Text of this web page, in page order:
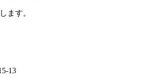
ます。
13